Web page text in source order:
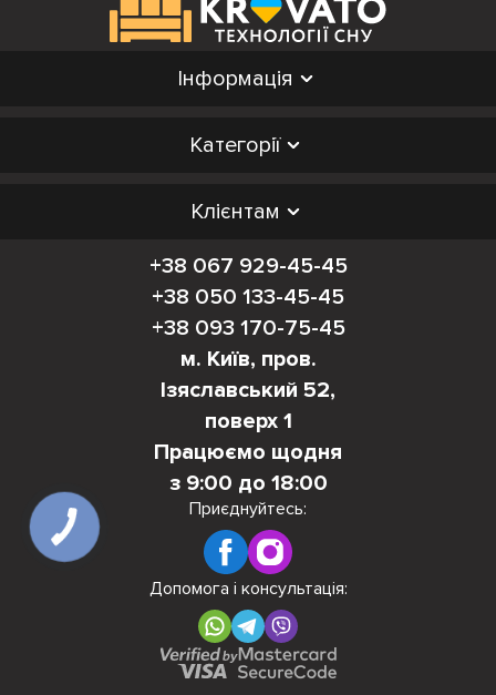
Інформація
Категорії
Клієнтам
+38 067 929-45-45
+38 050 133-45-45
+38 093 170-75-45
м. Київ, пров.
Ізяславський 52,
поверх 1
Працюємо щодня
з 9:00 до 18:00
Приєднуйтесь:
Допомога і консультація: